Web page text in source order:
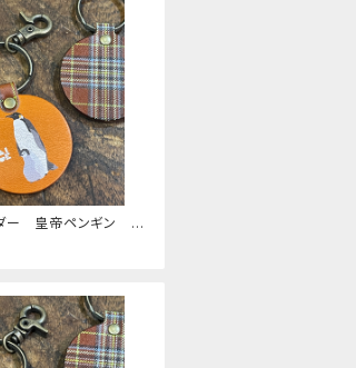
ー 皇帝ペンギン 親
ンペラー ヒナペ
ン CAMEL キャメ